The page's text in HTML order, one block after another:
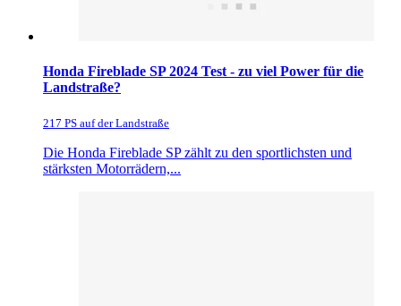
Honda Fireblade SP 2024 Test - zu viel Power für die
Landstraße?
217 PS auf der Landstraße
Die Honda Fireblade SP zählt zu den sportlichsten und
stärksten Motorrädern,...